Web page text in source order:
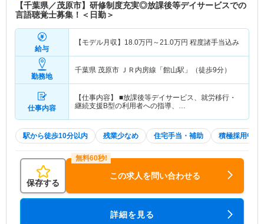
【千葉県／茂原市】研修制度充実◎放課後等デイサービスでの
言語聴覚士募集！＜日勤＞
給与
【モデル月収】 18.0万円～21.0万円 程度諸手当込み
勤務地
千葉県 茂原市 ＪＲ内房線「館山駅」（徒歩9分）
仕事内容
【仕事内容】 ■放課後等デイサービス、就労移行・
継続支援B型の利用者への指導、…
駅から徒歩10分以内 残業少なめ 住宅手当・補助 積極採用中
保存する
この求人を問い合わせる
詳細を見る